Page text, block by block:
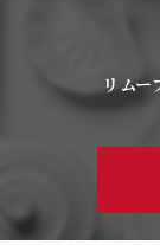
リムー